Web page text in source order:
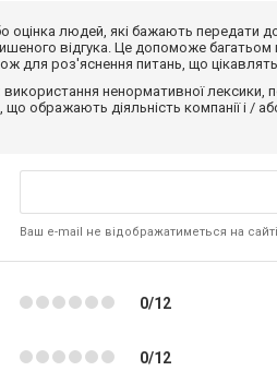
оцінка людей, які бажають
відгука. Це допоможе багатьом
для роз'яснення питань, що
використання ненормативної лексики,
що ображають діяльність компанії і /
Ваш e-mail не відображатиметься на сайті
0/12
0/12